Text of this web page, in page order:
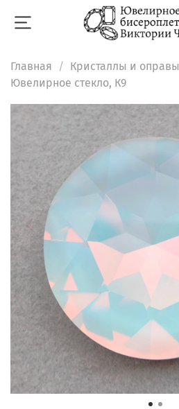
Главная
Кристаллы и оправы
Ювелирное стекло, К9